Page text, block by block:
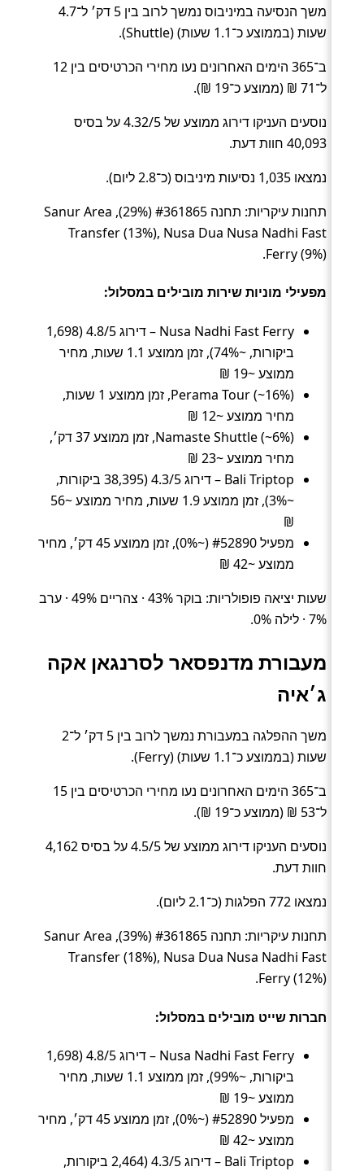
משך הנסיעה במיניבוס נמשך לרוב בין 5 דק׳ ל־4.7
שעות (בממוצע כ־1.1 שעות) (Shuttle).
ב־365 הימים האחרונים נעו מחירי הכרטיסים בין 12
ל־71 ₪ (ממוצע כ־19 ₪).
נוסעים העניקו דירוג ממוצע של 4.32/5 על בסיס
40,093 חוות דעת.
נמצאו 1,035 נסיעות מיניבוס (כ־2.8 ליום).
תחנות עיקריות: תחנה #361865 (29%), Sanur Area
Transfer (13%), Nusa Dua Nusa Nadhi Fast
Ferry (9%).
מפעילי מוניות שירות מובילים במסלול:
Nusa Nadhi Fast Ferry – דירוג 4.8/5 (1,698
ביקורות, ~74%), זמן ממוצע 1.1 שעות, מחיר
ממוצע ~19 ₪
Perama Tour (~16%), זמן ממוצע 1 שעות,
מחיר ממוצע ~12 ₪
Namaste Shuttle (~6%), זמן ממוצע 37 דק׳,
מחיר ממוצע ~23 ₪
Bali Triptop – דירוג 4.3/5 (38,395 ביקורות,
~3%), זמן ממוצע 1.9 שעות, מחיר ממוצע ~56
₪
מפעיל #52890 (~0%), זמן ממוצע 45 דק׳, מחיר
ממוצע ~42 ₪
שעות יציאה פופולריות: בוקר 43% · צהריים 49% · ערב
7% · לילה 0%.
מעבורת מדנפסאר לסרנגאן אקה
ג׳איה
משך ההפלגה במעבורת נמשך לרוב בין 5 דק׳ ל־2
שעות (בממוצע כ־1.1 שעות) (Ferry).
ב־365 הימים האחרונים נעו מחירי הכרטיסים בין 15
ל־53 ₪ (ממוצע כ־19 ₪).
נוסעים העניקו דירוג ממוצע של 4.5/5 על בסיס 4,162
חוות דעת.
נמצאו 772 הפלגות (כ־2.1 ליום).
תחנות עיקריות: תחנה #361865 (39%), Sanur Area
Transfer (18%), Nusa Dua Nusa Nadhi Fast
Ferry (12%).
חברות שייט מובילים במסלול:
Nusa Nadhi Fast Ferry – דירוג 4.8/5 (1,698
ביקורות, ~99%), זמן ממוצע 1.1 שעות, מחיר
ממוצע ~19 ₪
מפעיל #52890 (~0%), זמן ממוצע 45 דק׳, מחיר
ממוצע ~42 ₪
Bali Triptop – דירוג 4.3/5 (2,464 ביקורות,